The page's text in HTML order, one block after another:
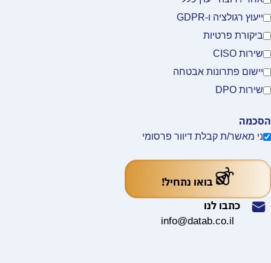
ייעוץ רגולציה ו-GDPR
ביקורת פרטיות
שירות CISO
יישום פתרונות אבטחה
שירות DPO
הסכמה
ני מאשר/ת קבלת דיוור פרסומי
בואו נתחיל!
כתבו לנו